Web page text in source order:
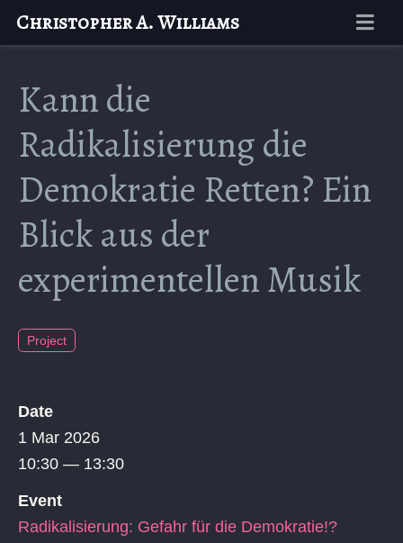
Christopher A. Williams
Kann die
Radikalisierung die
Demokratie Retten? Ein
Blick aus der
experimentellen Musik
Project
Date
1 Mar 2026
10:30 — 13:30
Event
Radikalisierung: Gefahr für die Demokratie!?